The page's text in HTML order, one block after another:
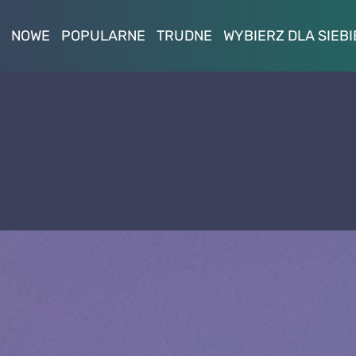
NOWE POPULARNE TRUDNE WYBIERZ DLA